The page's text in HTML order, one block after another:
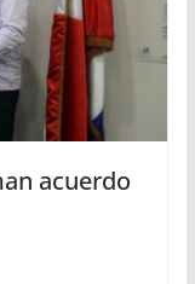
acuerdo